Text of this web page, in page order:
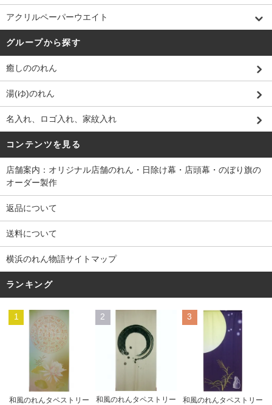
アクリルペーパーウエイト
グループから探す
癒しののれん
湯(ゆ)のれん
名入れ、ロゴ入れ、家紋入れ
コンテンツを見る
店舗案内：オリジナル店舗のれん・日除け幕・店頭幕・のぼり旗の
オーダー製作
返品について
送料について
横浜のれん物語サイトマップ
ランキング
1
和風のれんタペストリー
2
和風のれんタペストリー
3
和風のれんタペストリー